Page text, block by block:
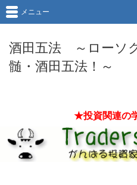
酒田五法 ～ローソ
髄・酒田五法！～
メニュー
★投資関連の